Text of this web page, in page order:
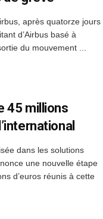
après quatorze jours
d’Airbus basé à
du mouvement ...
45 millions
dans les solutions
une nouvelle étape
d’euros réunis à cette